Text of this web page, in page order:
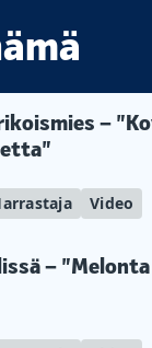
–
Video
–